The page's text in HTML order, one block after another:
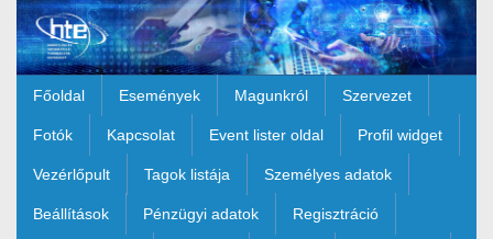
Ugrás a fő tartalomhoz
Főoldal Események Magunkról Szervezet
Fotók Kapcsolat Event lister oldal Profil widget
Vezérlőpult Tagok listája Személyes adatok
Beállítások Pénzügyi adatok Regisztráció